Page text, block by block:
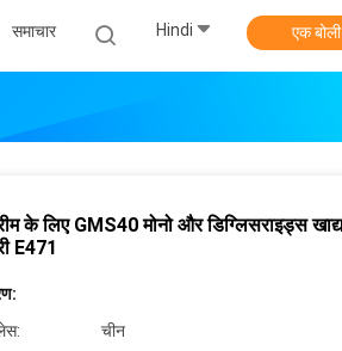
समाचार Hindi एक
के लिए GMS40 मोनो और डिग्लिसराइड्स
E471
चीन